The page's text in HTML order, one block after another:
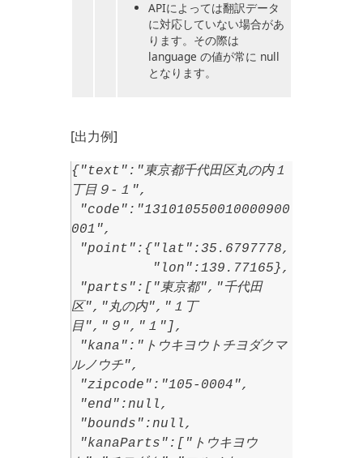
APIによっては翻訳データ
に対応していない場合があ
ります。その際は
language の値が常に null
となります。
[出力例]
{"text":"東京都千代田区丸の内１
丁目９‐１",
"code":"131010550010000900
001",
"point":{"lat":35.6797778,
"lon":139.77165},
"parts":["東京都","千代田
区","丸の内","１丁
目","９","１"],
"kana":"トウキヨウトチヨダクマ
ルノウチ",
"zipcode":"105-0004",
"end":null,
"bounds":null,
"kanaParts":["トウキヨウ